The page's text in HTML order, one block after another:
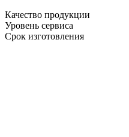
Качество продукции
Уровень сервиса
Срок изготовления